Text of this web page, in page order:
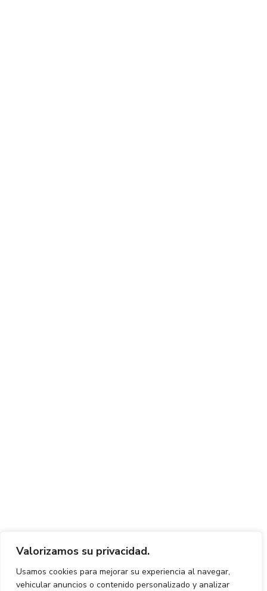
Valorizamos su privacidad.
Usamos cookies para mejorar su experiencia al navegar,
vehicular anuncios o contenido personalizado y analizar